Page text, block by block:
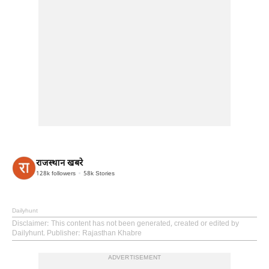
राजस्थान खबरे
128k followers 58k Stories
Dailyhunt
Disclaimer: This content has not been generated, created or edited by
Dailyhunt. Publisher: Rajasthan Khabre
ADVERTISEMENT